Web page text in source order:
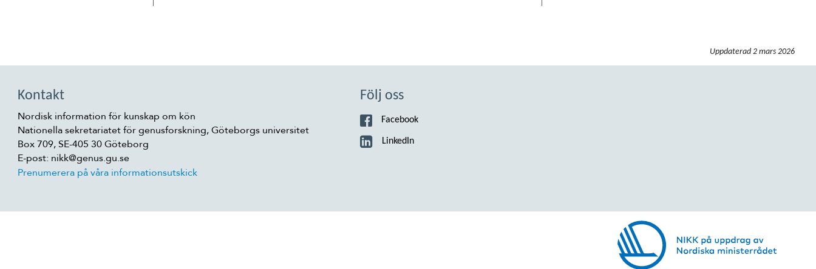
Uppdaterad 2 mars 2026
Kontakt
Nordisk information för kunskap om kön
Nationella sekretariatet för genusforskning, Göteborgs universitet
Box 709, SE-405 30 Göteborg
E-post: nikk@genus.gu.se
Prenumerera på våra informationsutskick
Följ oss
Facebook
LinkedIn